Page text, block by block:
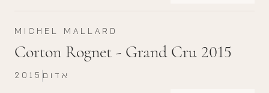
MICHEL MALLARD
Corton Rognet - Grand Cru 2015
2015 אדום